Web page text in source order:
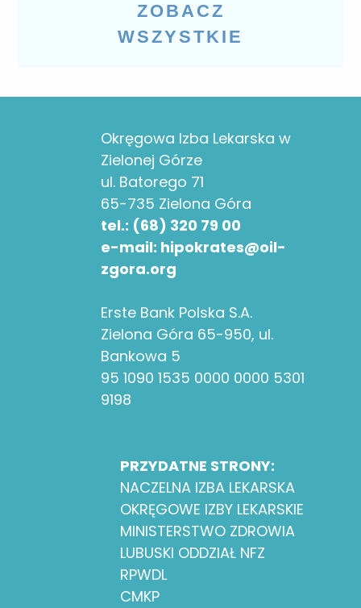
udzielanie świadczeń
zdrowotnych w
realizacja programów
„Moje Zdrowie”), wizyty
PWZ, uprawnienia do
m.in. z wykorzystaniem
mikroskopu
komputerowej, co
diagnostykę i leczenie.
Zapewniamy pełne
wsparcie asysty oraz
komfortowe warunki
pracy. Wymagania:
ukończone...
ZOBACZ
WSZYSTKIE
Okręgowa Izba Lekarska w
Zielonej Górze
ul. Batorego 71
65-735 Zielona Góra
tel.: (68) 320 79 00
e-mail: hipokrates@oil-
zgora.org
Erste Bank Polska S.A.
Zielona Góra 65-950, ul.
Bankowa 5
95 1090 1535 0000 0000 5301
9198
PRZYDATNE STRONY:
NACZELNA IZBA LEKARSKA
OKRĘGOWE IZBY LEKARSKIE
MINISTERSTWO ZDROWIA
LUBUSKI ODDZIAŁ NFZ
RPWDL
CMKP